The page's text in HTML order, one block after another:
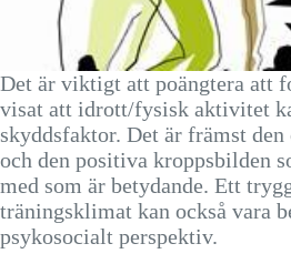
Det är viktigt att poängtera att
visat att idrott/fysisk aktivitet
skyddsfaktor. Det är främst den
och den positiva kroppsbilden
med som är betydande. Ett
träningsklimat kan också vara
psykosocialt perspektiv.